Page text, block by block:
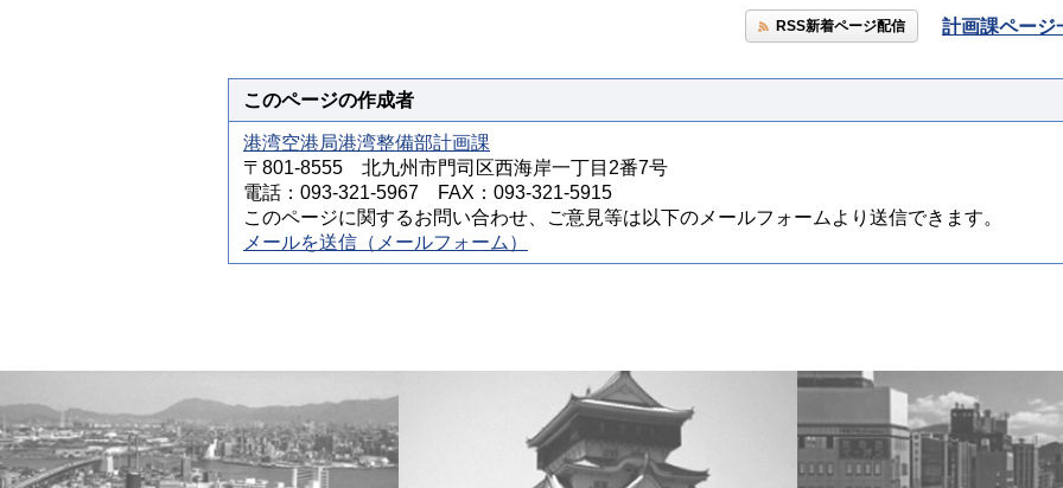
RSS新着ページ配信 計画課ページ
このページの作成者
港湾空港局港湾整備部計画課
〒801-8555 北九州市門司区西海岸一丁目2番7号
電話：093-321-5967 FAX：093-321-5915
このページに関するお問い合わせ、ご意見等は以下のメールフォームより送信できます。
メールを送信（メールフォーム）